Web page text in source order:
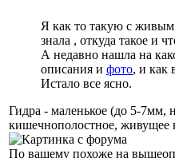
Я как то такую с живым
знала , откуда такое и
А недавно нашла на
описания и фото, и как
Истало все ясно.
Гидра - маленькое (до 5-7мм,
кишечнополостное, живущее
По вашему похоже на